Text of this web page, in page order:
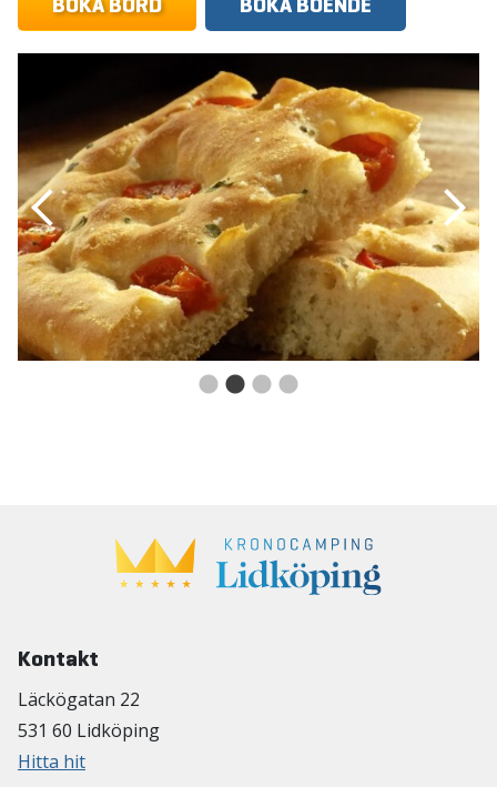
Kontakt
Läckögatan 22
531 60 Lidköping
Hitta hit